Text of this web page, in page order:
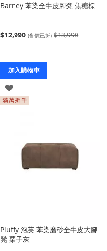
Barney 苯染全牛皮腳凳 焦糖棕
$12,990 (售價已折) $13,990
加入購物車
登
入
Pluffy 泡芙 苯染磨砂全牛皮大腳
凳 栗子灰